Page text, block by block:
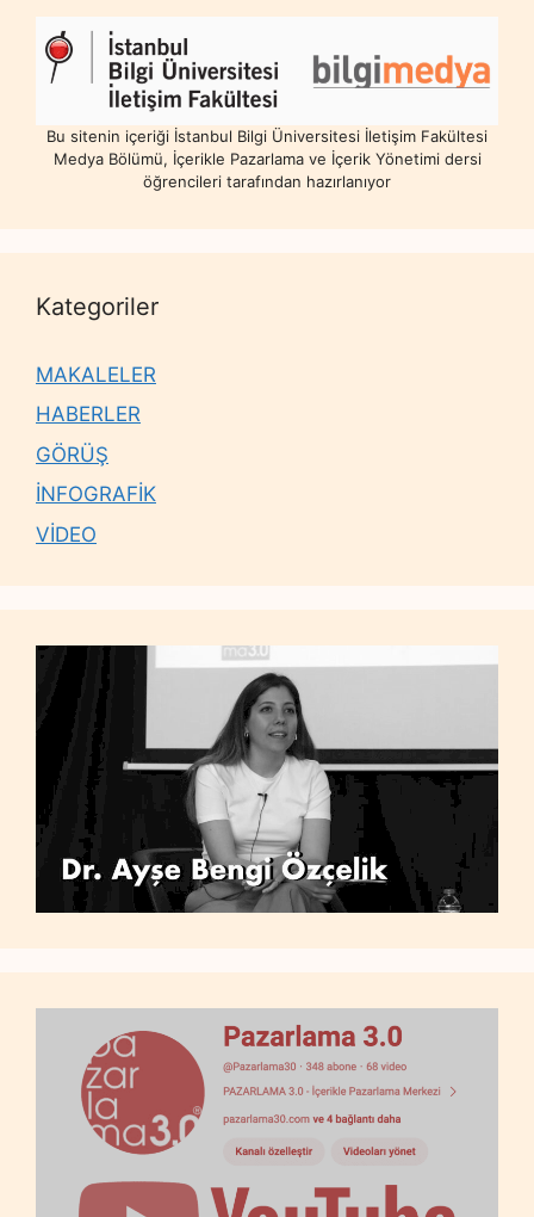
Bu sitenin içeriği İstanbul Bilgi Üniversitesi İletişim Fakültesi
Medya Bölümü, İçerikle Pazarlama ve İçerik Yönetimi dersi
öğrencileri tarafından hazırlanıyor
Kategoriler
MAKALELER
HABERLER
GÖRÜŞ
İNFOGRAFİK
VİDEO